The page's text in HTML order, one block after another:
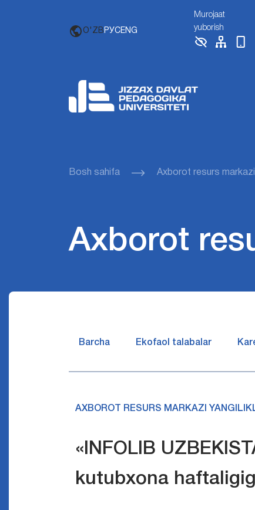
O'ZB РУСENG
Murojaat
yuborish
Bosh sahifa Axborot resurs markazi
Axborot
Barcha Ekofaol talabalar
AXBOROT RESURS MARKAZI
«INFOLIB
kutubxona